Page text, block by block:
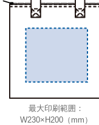
最大印刷範囲：
W230×H200（mm）